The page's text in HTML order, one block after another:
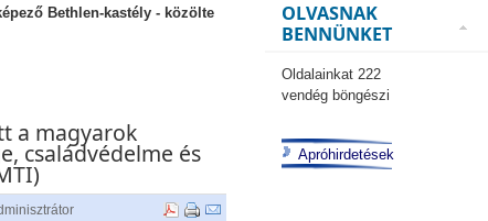
Bethlen-kastély - közölte
a magyarok
családvédelme és
OLVASNAK
BENNÜNKET
Oldalainkat 222
vendég böngészi
Apróhirdetések